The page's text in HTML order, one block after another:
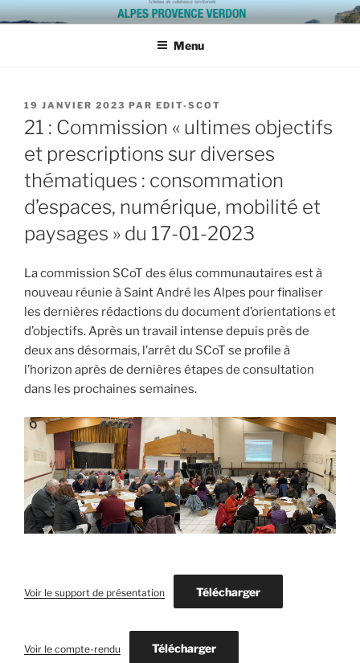
Aller
au
SCOT ALPES PROVENCE
Menu
PUBLIÉ
LE
19 JANVIER 2023 PAR EDIT-SCOT
21 : Commission « ultimes objectifs
et prescriptions sur diverses
thématiques : consommation
d’espaces, numérique, mobilité et
paysages » du 17-01-2023
La commission SCoT des élus communautaires est à
nouveau réunie à Saint André les Alpes pour finaliser
les dernières rédactions du document d’orientations et
d’objectifs. Après un travail intense depuis près de
deux ans désormais, l’arrêt du SCoT se profile à
l’horizon après de dernières étapes de consultation
dans les prochaines semaines.
Voir le support de présentation Télécharger
Voir le compte-rendu Télécharger